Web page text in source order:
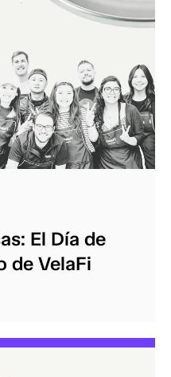
El Día de
de VelaFi